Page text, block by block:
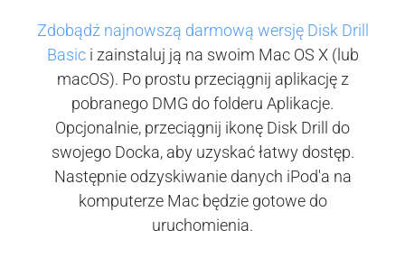
Zdobądź najnowszą darmową wersję Disk Drill
Basici zainstaluj ją na swoim Mac OS X (lub
macOS). Po prostu przeciągnij aplikację z
pobranego DMG do folderu Aplikacje.
Opcjonalnie, przeciągnij ikonę Disk Drill do
swojego Docka, aby uzyskać łatwy dostęp.
Następnie odzyskiwanie danych iPod'a na
komputerze Mac będzie gotowe do
uruchomienia.